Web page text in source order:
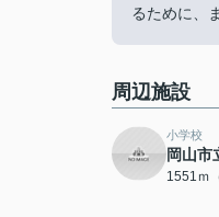
るために、
周辺施設
小学校
岡山市
1551ｍ